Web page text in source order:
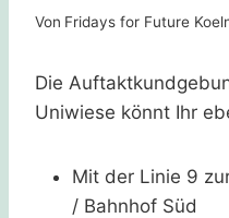
Von Fridays for Future
Die
Uniwiese könnt Ihr
Mit der Linie 9
/ Bahnhof Süd